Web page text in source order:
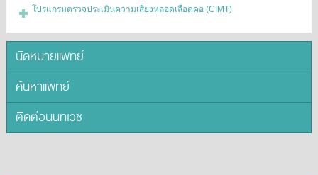
โปรแกรมตรวจประเมินความเสี่ยงหลอดเลือดคอ (CIMT)
นัดหมายแพทย์
ค้นหาแพทย์
ติดต่อนนทเวช